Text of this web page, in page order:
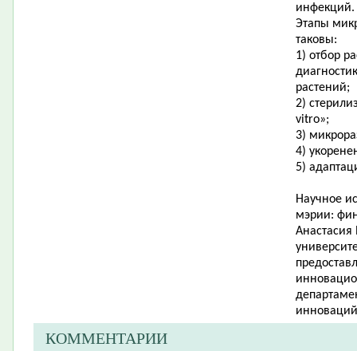
инфекций.
Этапы
таковы:
1) отбор
растений;
2)
vitro»;
3)
4)
5)
Научное
мэрии:
Анастасия
КОММЕНТАРИИ